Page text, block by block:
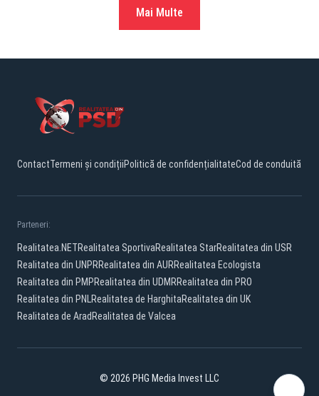
Mai Multe
ContactTermeni și condițiiPolitică de confidențialitateCod de conduită
Parteneri:
Realitatea.NETRealitatea SportivaRealitatea StarRealitatea din USR
Realitatea din UNPRRealitatea din AURRealitatea Ecologista
Realitatea din PMPRealitatea din UDMRRealitatea din PRO
Realitatea din PNLRealitatea de HarghitaRealitatea din UK
Realitatea de Arad Realitatea de Valcea
© 2026 PHG Media Invest LLC